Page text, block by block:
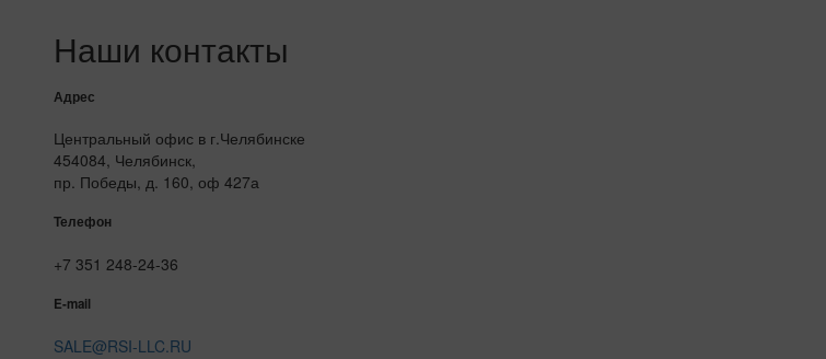
Наши контакты
Адрес
Центральный офис в г.Челябинске
454084, Челябинск,
пр. Победы, д. 160, оф 427а
Телефон
+7 351 248-24-36
E-mail
SALE@RSI-LLC.RU